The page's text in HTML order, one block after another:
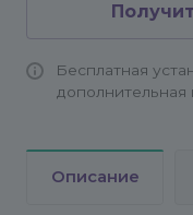
"ELEMENT_ID"
)
$component
endif;
Бесплатная
дополнительная
Описание